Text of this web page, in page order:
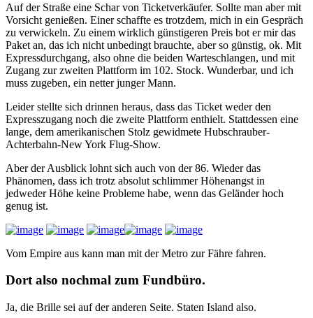
Auf der Straße eine Schar von Ticketverkäufer. Sollte man aber mit
Vorsicht genießen. Einer schaffte es trotzdem, mich in ein Gespräch
zu verwickeln. Zu einem wirklich günstigeren Preis bot er mir das
Paket an, das ich nicht unbedingt brauchte, aber so günstig, ok. Mit
Expressdurchgang, also ohne die beiden Warteschlangen, und mit
Zugang zur zweiten Plattform im 102. Stock. Wunderbar, und ich
muss zugeben, ein netter junger Mann.
Leider stellte sich drinnen heraus, dass das Ticket weder den
Expresszugang noch die zweite Plattform enthielt. Stattdessen eine
lange, dem amerikanischen Stolz gewidmete Hubschrauber-
Achterbahn-New York Flug-Show.
Aber der Ausblick lohnt sich auch von der 86. Wieder das
Phänomen, dass ich trotz absolut schlimmer Höhenangst in
jedweder Höhe keine Probleme habe, wenn das Geländer hoch
genug ist.
Vom Empire aus kann man mit der Metro zur Fähre fahren.
Dort also nochmal zum Fundbüro.
Ja, die Brille sei auf der anderen Seite. Staten Island also.